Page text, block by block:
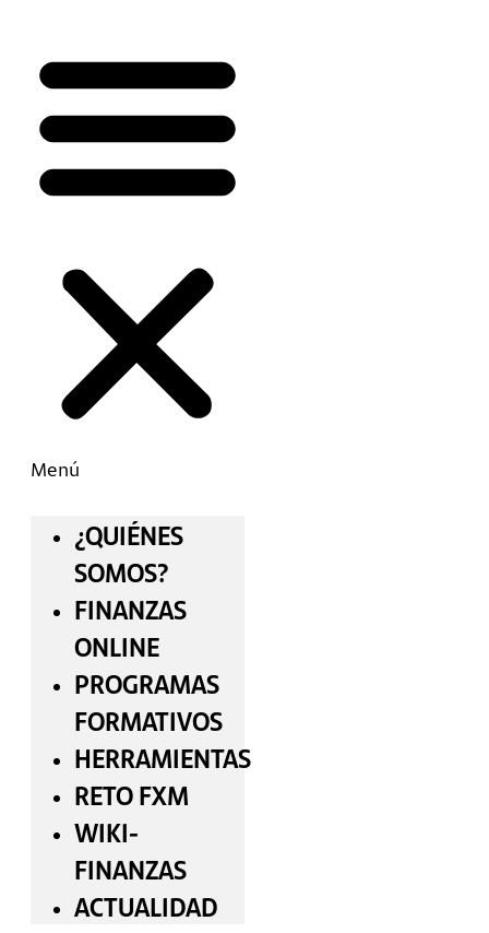
Menú
¿QUIÉNES
SOMOS?
FINANZAS
ONLINE
PROGRAMAS
FORMATIVOS
HERRAMIENTAS
RETO FXM
WIKI-
FINANZAS
ACTUALIDAD